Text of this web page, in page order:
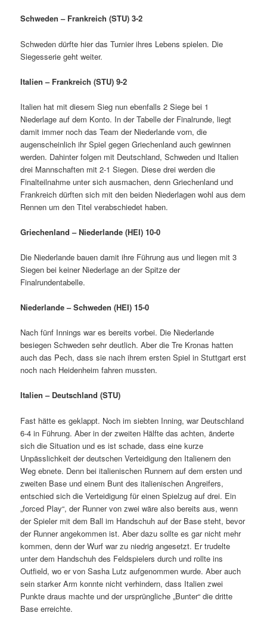
Schweden – Frankreich (STU) 3-2
Schweden dürfte hier das Turnier ihres Lebens spielen. Die
Siegesserie geht weiter.
Italien – Frankreich (STU) 9-2
Italien hat mit diesem Sieg nun ebenfalls 2 Siege bei 1
Niederlage auf dem Konto. In der Tabelle der Finalrunde, liegt
damit immer noch das Team der Niederlande vorn, die
augenscheinlich ihr Spiel gegen Griechenland auch gewinnen
werden. Dahinter folgen mit Deutschland, Schweden und Italien
drei Mannschaften mit 2-1 Siegen. Diese drei werden die
Finalteilnahme unter sich ausmachen, denn Griechenland und
Frankreich dürften sich mit den beiden Niederlagen wohl aus dem
Rennen um den Titel verabschiedet haben.
Griechenland – Niederlande (HEI) 10-0
Die Niederlande bauen damit ihre Führung aus und liegen mit 3
Siegen bei keiner Niederlage an der Spitze der
Finalrundentabelle.
Niederlande – Schweden (HEI) 15-0
Nach fünf Innings war es bereits vorbei. Die Niederlande
besiegen Schweden sehr deutlich. Aber die Tre Kronas hatten
auch das Pech, dass sie nach ihrem ersten Spiel in Stuttgart erst
noch nach Heidenheim fahren mussten.
Italien – Deutschland (STU)
Fast hätte es geklappt. Noch im siebten Inning, war Deutschland
6-4 in Führung. Aber in der zweiten Hälfte das achten, änderte
sich die Situation und es ist schade, dass eine kurze
Unpässlichkeit der deutschen Verteidigung den Italienern den
Weg ebnete. Denn bei italienischen Runnern auf dem ersten und
zweiten Base und einem Bunt des italienischen Angreifers,
entschied sich die Verteidigung für einen Spielzug auf drei. Ein
„forced Play“, der Runner von zwei wäre also bereits aus, wenn
der Spieler mit dem Ball im Handschuh auf der Base steht, bevor
der Runner angekommen ist. Aber dazu sollte es gar nicht mehr
kommen, denn der Wurf war zu niedrig angesetzt. Er trudelte
unter dem Handschuh des Feldspielers durch und rollte ins
Outfield, wo er von Sasha Lutz aufgenommen wurde. Aber auch
sein starker Arm konnte nicht verhindern, dass Italien zwei
Punkte draus machte und der ursprüngliche „Bunter“ die dritte
Base erreichte.